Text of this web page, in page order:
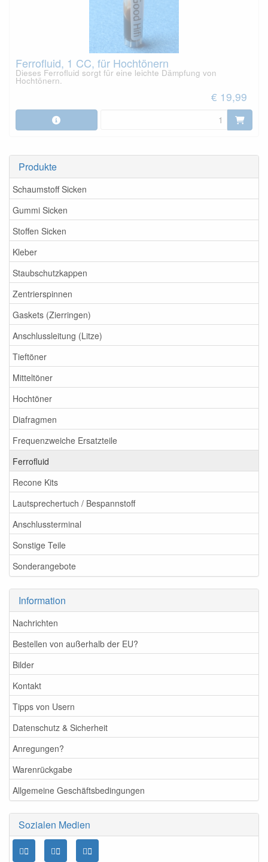
Produkte
Schaumstoff Sicken
Gummi Sicken
Stoffen Sicken
Kleber
Staubschutzkappen
Zentrierspinnen
Gaskets (Zierringen)
Anschlussleitung (Litze)
Tieftöner
Mitteltöner
Hochtöner
Diafragmen
Frequenzweiche Ersatzteile
Ferrofluid
Recone Kits
Lautsprechertuch / Bespannstoff
Anschlussterminal
Sonstige Teile
Sonderangebote
Information
Nachrichten
Bestellen von außerhalb der EU?
Bilder
Kontakt
Tipps von Usern
Datenschutz & Sicherheit
Anregungen?
Warenrückgabe
Allgemeine Geschäftsbedingungen
Sozialen Medien
Ferrofluid, 1 CC, für Hochtönern
Dieses Ferrofluid sorgt für eine leichte Dämpfung von
Hochtönern.
€ 19,99